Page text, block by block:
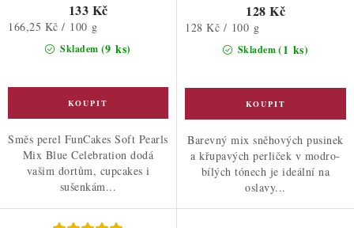
Skladem (9 ks)
133 Kč
Měrná
166,25 Kč / 100 g
Směs perel FunCakes Soft Pearls
Mix Blue Celebration dodá
vašim dortům, cupcakes i
sušenkám...
Skladem(1 ks)
128 Kč
Měrná
128 Kč / 100 g
Barevný mix sněhových pusinek
a křupavých perliček v modro-
bílých tónech je ideální na
oslavy...